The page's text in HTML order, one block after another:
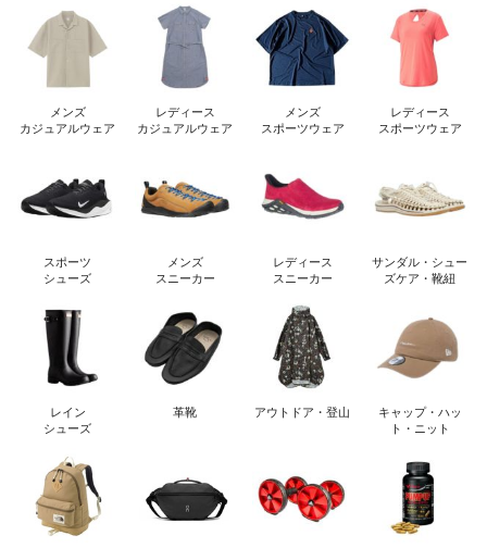
メンズ
カジュアルウェア
レディース
カジュアルウェア
メンズ
スポーツウェア
レディース
スポーツウェア
スポーツ
シューズ
メンズ
スニーカー
レディース
スニーカー
サンダル・シュー
ズケア・靴紐
レイン
シューズ
革靴 アウトドア・登山
キャップ・ハッ
ト・ニット